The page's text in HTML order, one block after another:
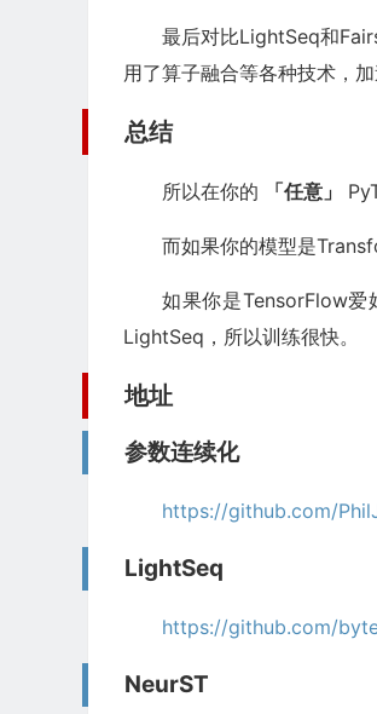
        max_batch_tokens
=
        max_seq_len
=256,
        fp16
=False ,
        local_rank
=0
    bsz
, sl = 50, 80
    masks
# 定义LightSeq模型并
    ls_fw_time
最后对比LightSeq和
用了算子融合等各种技术，
总结
所以在你的 「任意」
而如果你的模型是
如果你是TensorFlow爱
LightSeq，所以训练很快。
地址
参数连续化
https://github.com/
LightSeq
https://github.com/
NeurST